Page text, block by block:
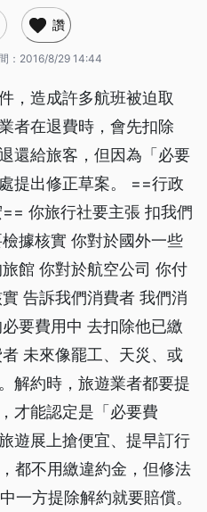
讚
： 2016/8/29 14:44
，造成許多航班被迫取
者在退費時，會先扣除
還給旅客，但因為「必要
提出修正草案。 ==行政
你旅行社要主張 扣我們
據核實 你對於國外一些
館 你對於航空公司 你付
告訴我們消費者 我們消
要費用中 去扣除他已繳
未來像罷工、天災、或
解約時，旅遊業者都要提
才能認定是「必要費
遊展上搶便宜、提早訂行
都不用繳違約金，但修法
一方提除解約就要賠償。